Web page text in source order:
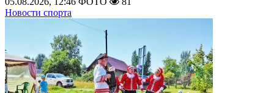
Новости спорта